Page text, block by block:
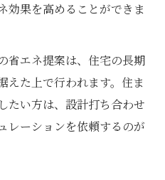
効果を高めることができま
省エネ提案は、住宅の長期
えた上で行われます。住ま
たい方は、設計打ち合わせ
レーションを依頼するのが